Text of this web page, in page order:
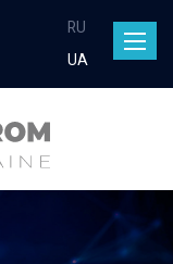
RU
UA
Toggle